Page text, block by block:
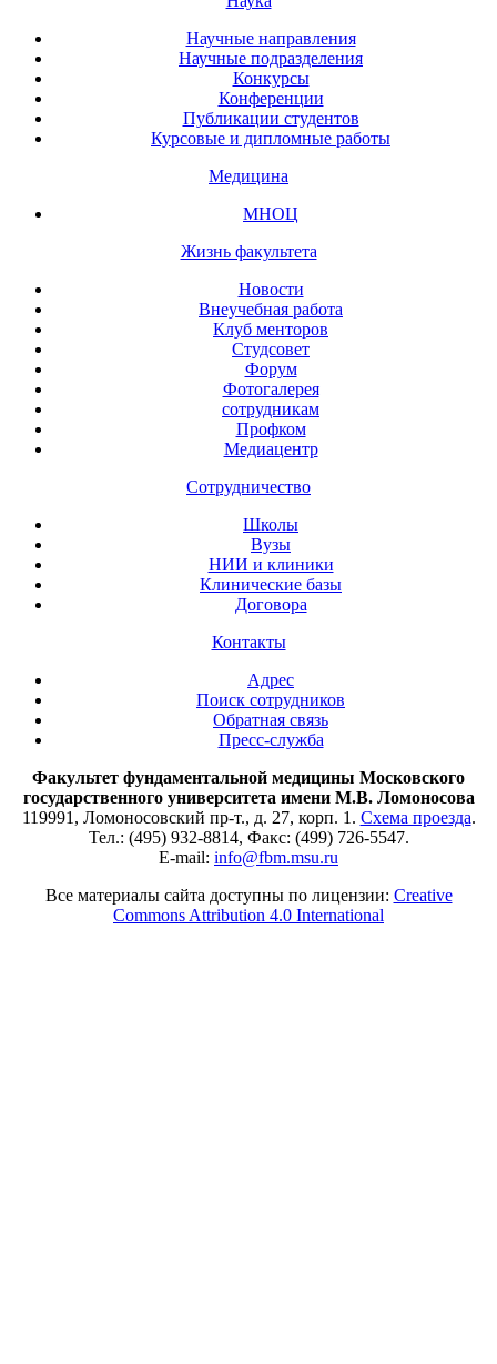
Научные направления
Научные подразделения
Конкурсы
Конференции
Публикации студентов
Курсовые и дипломные работы
Медицина
МНОЦ
Жизнь факультета
Новости
Внеучебная работа
Клуб менторов
Студсовет
Форум
Фотогалерея
сотрудникам
Профком
Медиацентр
Сотрудничество
Школы
Вузы
НИИ и клиники
Клинические базы
Договора
Контакты
Адрес
Поиск сотрудников
Обратная связь
Пресс-служба
Факультет фундаментальной медицины Московского
государственного университета имени М.В. Ломоносова
119991, Ломоносовский пр-т., д. 27, корп. 1. Схема проезда.
Тел.: (495) 932-8814, Факс: (499) 726-5547.
E-mail: info@fbm.msu.ru
Все материалы сайта доступны по лицензии: Creative
Commons Attribution 4.0 International